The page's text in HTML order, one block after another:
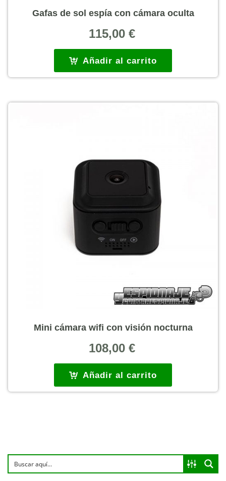
Gafas de sol espía con cámara oculta
115,00 €
Añadir al carrito
Mini cámara wifi con visión nocturna
108,00 €
Añadir al carrito